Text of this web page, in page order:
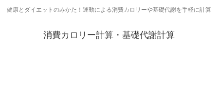
健康とダイエットのみかた！運動による消費カロリーや基礎代謝を手軽に計算
消費カロリー計算・基礎代謝計算